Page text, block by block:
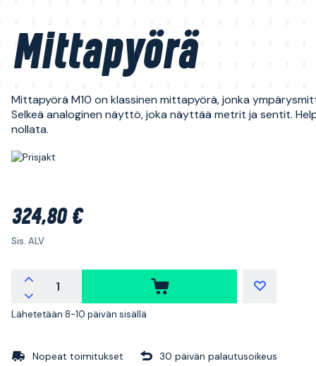
Mittapyörä
Mittapyörä M10 on klassinen mittapyörä, jonka
Selkeä analoginen näyttö, joka näyttää metrit ja sentit.
nollata.
324,80 €
Sis. ALV
Lähetetään 8-10 päivän sisällä
Nopeat toimitukset 30 päivän palautusoikeus